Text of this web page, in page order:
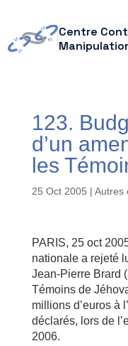
Centre
123.
d’un
les
25 Oct 2005 | Autres
PARIS, 25 oct
nationale a rejeté
Jean-Pierre Brard
Témoins de
millions d’euros à
déclarés, lors de
2006.